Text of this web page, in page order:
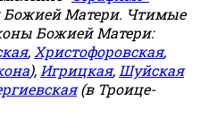
Божией Матери. Чтимые
Божией Матери:
, Христофоровская,
), Игрицкая, Шуйская
(в Троице-